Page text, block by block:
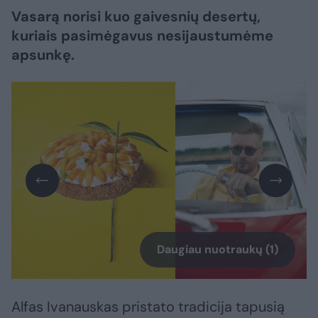
Vasarą norisi kuo gaivesnių desertų,
kuriais pasimėgavus nesijaustumėme
apsunkę.
Daugiau nuotraukų (1)
Alfas Ivanauskas pristato tradicija tapusią